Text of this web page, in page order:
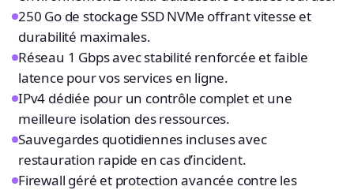
250 Go de stockage SSD NVMe offrant vitesse et
durabilité maximales.
Réseau 1 Gbps avec stabilité renforcée et faible
latence pour vos services en ligne.
IPv4 dédiée pour un contrôle complet et une
meilleure isolation des ressources.
Sauvegardes quotidiennes incluses avec
restauration rapide en cas d’incident.
Firewall géré et protection avancée contre les